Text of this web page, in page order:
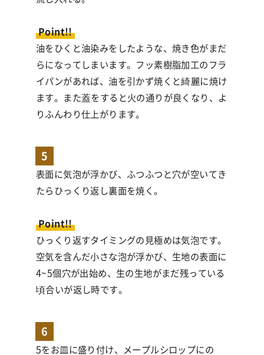
Point!!
油をひくと油染みをしたような、焼き色がまだ
らになってしまいます。フッ素樹脂加工のフラ
イパンがあれば、油を引かず焼くと綺麗に焼け
ます。また蓋をすると火の通りが良くなり、よ
りふんわり仕上がります。
5
表面に気泡が浮かび、ふつふつと穴が空いてき
たらひっくり返し裏面を焼く。
Point!!
ひっくり返すタイミングの見極めは気泡です。
空気を含んだ小さな泡が浮かび、生地の表面に
4~5個穴が出始め、生の生地がまだ残っている
頃合いが返し時です。
6
5をお皿に盛り付け、メープルシロップにの